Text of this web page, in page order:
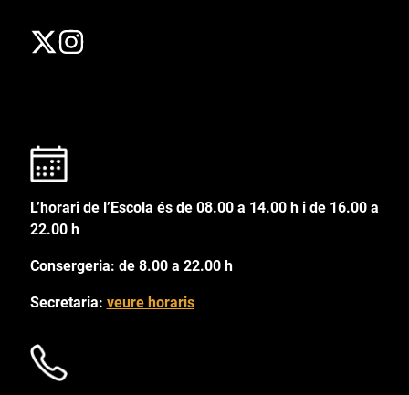
L’horari de l’Escola és de 08.00 a 14.00 h i de 16.00 a
22.00 h
Consergeria: de 8.00 a 22.00 h
Secretaria: veure horaris